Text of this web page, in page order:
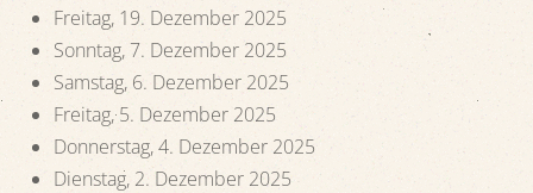
Freitag, 19. Dezember 2025
Sonntag, 7. Dezember 2025
Samstag, 6. Dezember 2025
Freitag, 5. Dezember 2025
Donnerstag, 4. Dezember 2025
Dienstag, 2. Dezember 2025